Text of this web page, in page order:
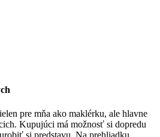
pre mňa ako maklérku, ale hlavne
Kupujúci má možnosť si dopredu
si predstavu. Na prehliadku